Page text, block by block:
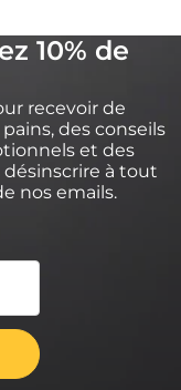
10% de
recevoir de
des conseils
et des
désinscrire à tout
nos emails.